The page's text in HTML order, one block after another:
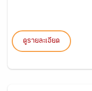
ดูรายละเอียด